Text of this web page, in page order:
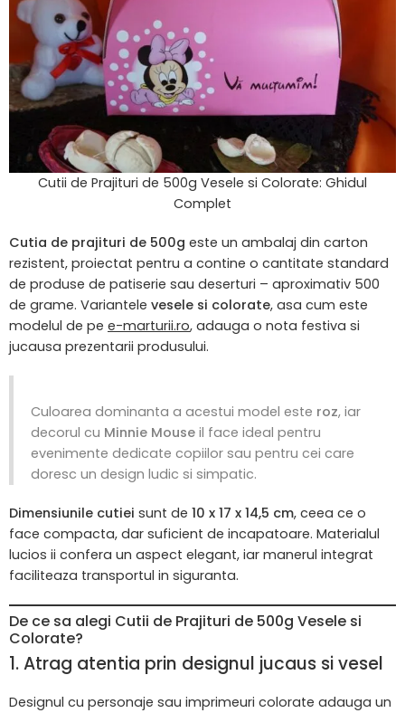
Cutii de Prajituri de 500g Vesele si Colorate: Ghidul
Complet
Cutia de prajituri de 500g este un ambalaj din carton
rezistent, proiectat pentru a contine o cantitate standard
de produse de patiserie sau deserturi – aproximativ 500
de grame. Variantele vesele si colorate, asa cum este
modelul de pe e-marturii.ro, adauga o nota festiva si
jucausa prezentarii produsului.
Culoarea dominanta a acestui model este roz, iar
decorul cu Minnie Mouseil face ideal pentru
evenimente dedicate copiilor sau pentru cei care
doresc un design ludic si simpatic.
Dimensiunile cutiei sunt de 10 x 17 x 14,5 cm, ceea ce o
face compacta, dar suficient de incapatoare. Materialul
lucios ii confera un aspect elegant, iar manerul integrat
faciliteaza transportul in siguranta.
De ce sa alegi Cutii de Prajituri de 500g Vesele si
Colorate?
1.Atrag atentia prin designul jucaus si vesel
Designul cu personaje sau imprimeuri colorate adauga un